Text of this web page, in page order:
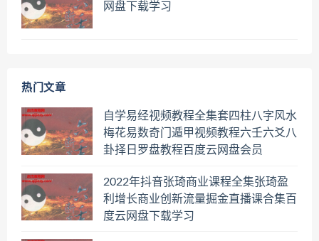
网盘下载学习
热门文章
自学易经视频教程全集套四柱八字风水
梅花易数奇门遁甲视频教程六壬六爻八
卦择日罗盘教程百度云网盘会员
2022年抖音张琦商业课程全集张琦盈
利增长商业创新流量掘金直播课合集百
度云网盘下载学习